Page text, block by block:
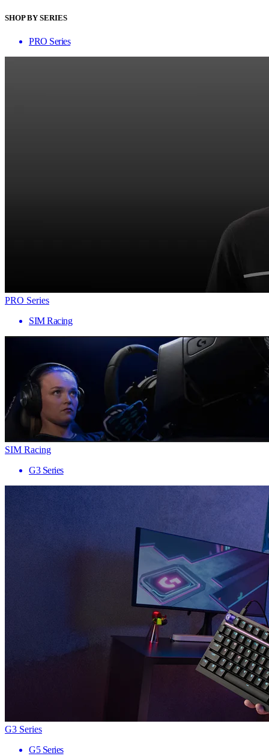
SHOP BY SERIES
PRO Series
PRO Series
SIM Racing
SIM Racing
G3 Series
G3 Series
G5 Series